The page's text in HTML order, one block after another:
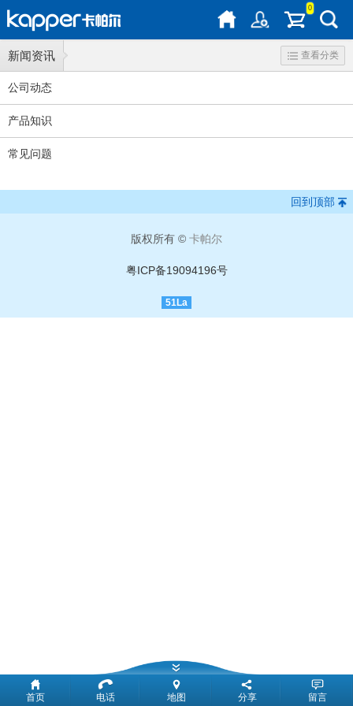
0
新闻资讯 查看分类
公司动态
产品知识
常见问题
回到顶部
版权所有 © 卡帕尔
粤ICP备19094196号
51La
首页 电话 地图 分享 留言